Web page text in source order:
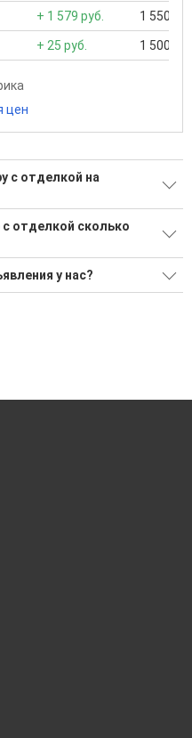
+ 1 579 руб. 1 550
+ 25 руб. 1 500
цен
с отделкой на
квартиру с отделкой?
объявлений
по новостройкам, для
отделкой сколько
Максимальная цена: 6 499
у нас?